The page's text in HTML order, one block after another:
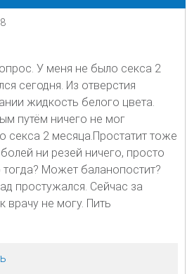
У меня не было секса 2
сегодня. Из отверстия
жидкость белого цвета.
путём ничего не мог
секса 2 месяца.Простатит тоже
ни резей ничего, просто
Может баланопостит?
простужался. Сейчас за
врачу не могу. Пить